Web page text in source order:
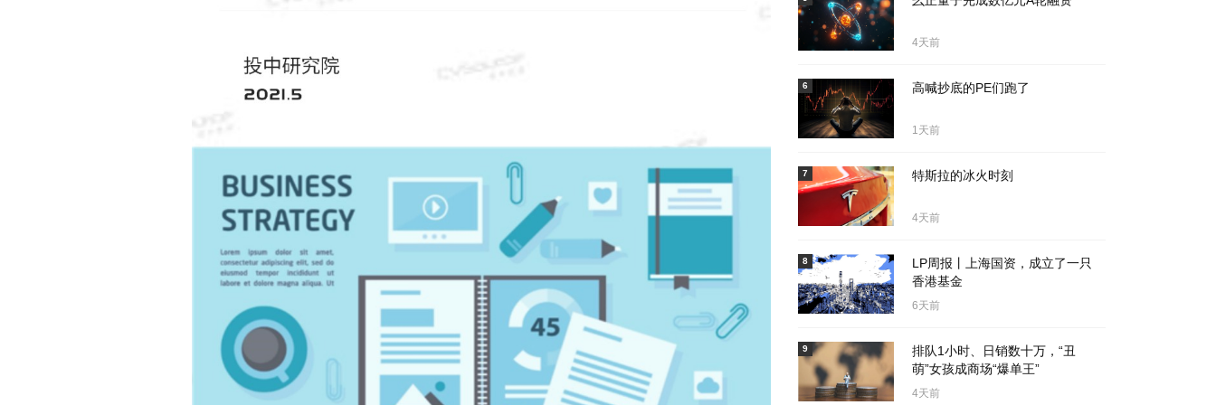
4天前
高喊抄底的PE们跑了
1天前
6
特斯拉的冰火时刻
4天前
7
LP周报丨上海国资，成立了一只
香港基金
6天前
8
排队1小时、日销数十万，“丑
萌”女孩成商场“爆单王”
4天前
9